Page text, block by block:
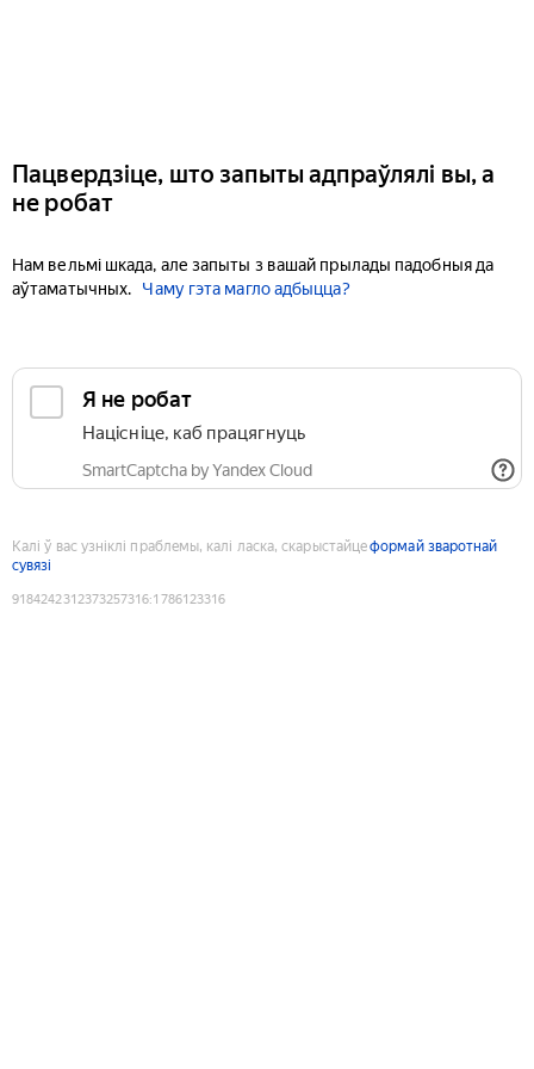
Пацвердзіце, што запыты адпраўлялі вы, а
не робат
Нам вельмі шкада, але запыты з вашай прылады падобныя да
аўтаматычных.
Чаму гэта магло адбыцца?
Я не робат
Націсніце, каб працягнуць
SmartCaptcha by Yandex Cloud
Калі ў вас узніклі праблемы, калі ласка, скарыстайцеформай зваротнай
сувязі
9184242312373257316:1786123316